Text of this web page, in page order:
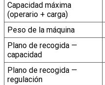
Capacidad máxima
(operario + carga)
Peso de la máquina
Plano de recogida —
capacidad
Plano de recogida —
regulación